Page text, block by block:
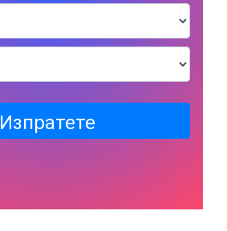
Изпратете